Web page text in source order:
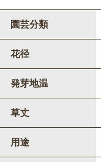
園芸分類
花径
発芽地温
草丈
用途